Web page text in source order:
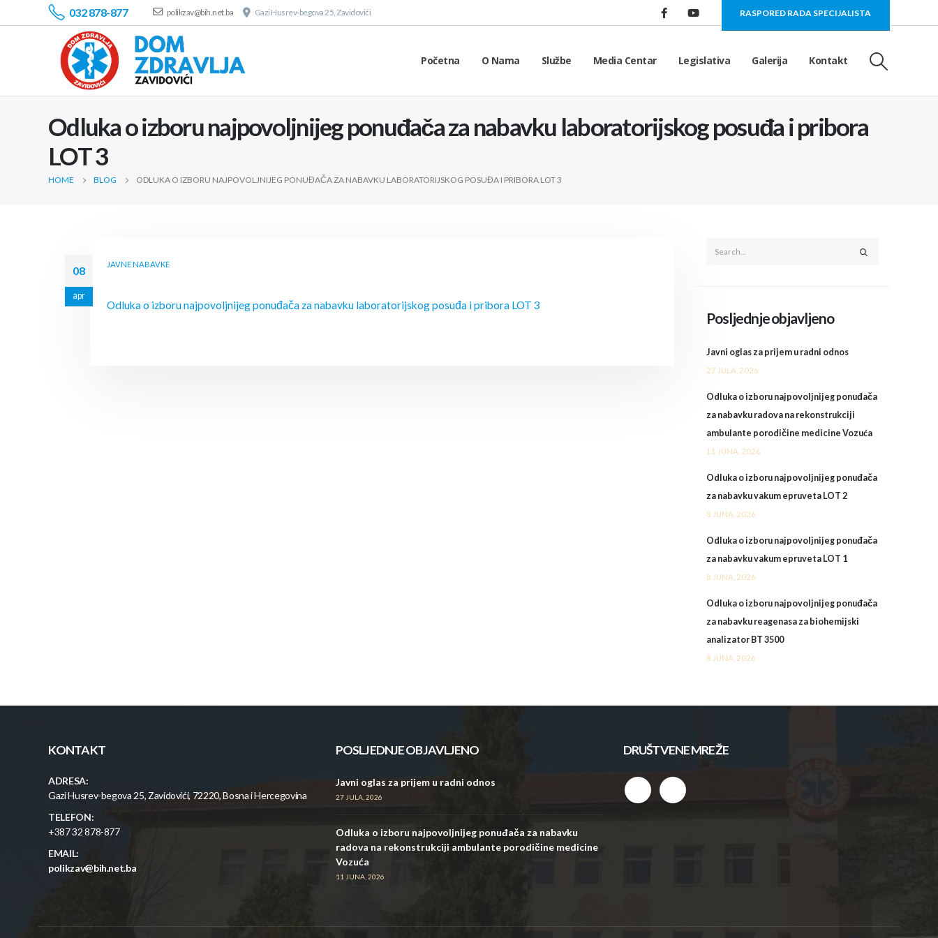
032 878-877 polikzav@bih.net.ba Gazi Husrev-begova 25, Zavidovići RASPORED RADA SPECIJALISTA
Početna O Nama Službe Media Centar Legislativa Galerija Kontakt
Odluka o izboru najpovoljnijeg ponuđača za nabavku laboratorijskog posuđa i pribora
LOT 3
HOME BLOG ODLUKA O IZBORU NAJPOVOLJNIJEG PONUĐAČA ZA NABAVKU LABORATORIJSKOG POSUĐA I PRIBORA LOT 3
08
apr
JAVNE NABAVKE
Odluka o izboru najpovoljnijeg ponuđača za nabavku laboratorijskog posuđa i pribora LOT 3
Posljednje objavljeno
Javni oglas za prijem u radni odnos
27 JULA, 2026
Odluka o izboru najpovoljnijeg ponuđača
za nabavku radova na rekonstrukciji
ambulante porodičine medicine Vozuća
11 JUNA, 2026
Odluka o izboru najpovoljnijeg ponuđača
za nabavku vakum epruveta LOT 2
8 JUNA, 2026
Odluka o izboru najpovoljnijeg ponuđača
za nabavku vakum epruveta LOT 1
8 JUNA, 2026
Odluka o izboru najpovoljnijeg ponuđača
za nabavku reagenasa za biohemijski
analizator BT 3500
8 JUNA, 2026
KONTAKT
ADRESA:
Gazi Husrev-begova 25, Zavidovići, 72220, Bosna i Hercegovina
TELEFON:
+387 32 878-877
EMAIL:
polikzav@bih.net.ba
POSLJEDNJE OBJAVLJENO
Javni oglas za prijem u radni odnos
27 JULA, 2026
Odluka o izboru najpovoljnijeg ponuđača za nabavku
radova na rekonstrukciji ambulante porodičine medicine
Vozuća
11 JUNA, 2026
DRUŠTVENE MREŽE